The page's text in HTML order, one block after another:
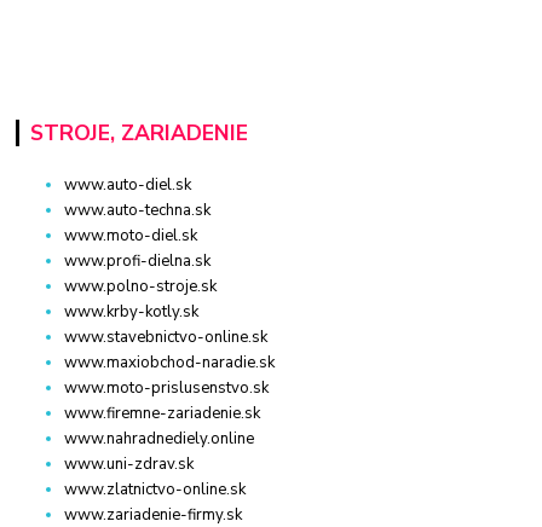
STROJE, ZARIADENIE
www.auto-diel.sk
www.auto-techna.sk
www.moto-diel.sk
www.profi-dielna.sk
www.polno-stroje.sk
www.krby-kotly.sk
www.stavebnictvo-online.sk
www.maxiobchod-naradie.sk
www.moto-prislusenstvo.sk
www.firemne-zariadenie.sk
www.nahradnediely.online
www.uni-zdrav.sk
www.zlatnictvo-online.sk
www.zariadenie-firmy.sk